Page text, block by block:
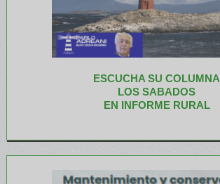
ESCUCHA SU COLUMNA
LOS SABADOS
EN INFORME RURAL